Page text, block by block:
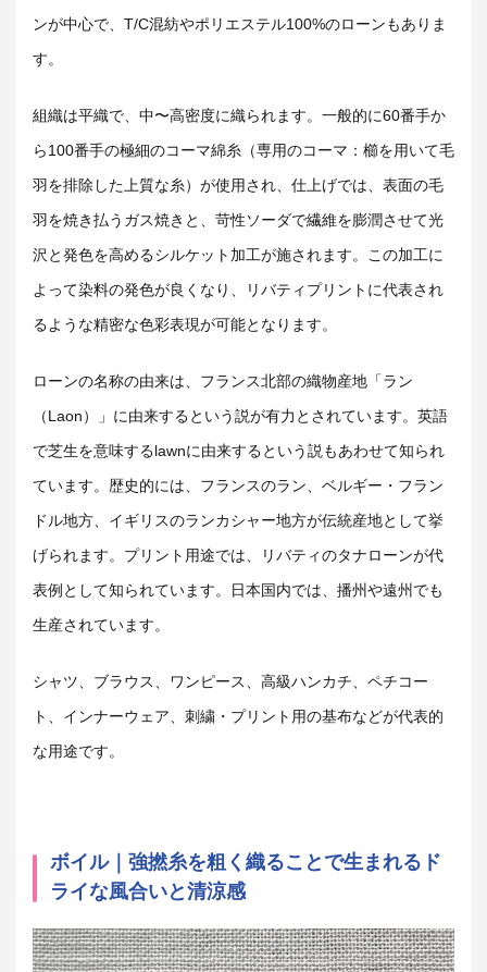
ンが中心で、T/C混紡やポリエステル100%のローンもありま
す。
組織は平織で、中〜高密度に織られます。 一般的に60番手か
ら100番手の極細のコーマ綿糸 （専用のコーマ：櫛を用いて毛
羽を排除した上質な糸）が使用され、 仕上げでは、表面の毛
羽を焼き払うガス焼きと、苛性ソーダで繊維を膨潤させて光
沢と発色を高めるシルケット加工が施されます。この加工に
よって染料の発色が良くなり、
リバティプリントに代表され
るような精密な色彩表現が可能となります。
ローンの名称の由来は、フランス北部の織物産地「ラン
（Laon）」に由来するという説が有力とされています。英語
で芝生を意味するlawnに由来するという説もあわせて知られ
ています。歴史的には、フランスのラン、ベルギー・フラン
ドル地方、イギリスのランカシャー地方が伝統産地として挙
げられます。プリント用途では、リバティのタナローンが代
表例として知られています。日本国内では、播州や遠州でも
生産されています。
シャツ、ブラウス、ワンピース、高級ハンカチ、ペチコー
ト、インナーウェア、刺繍・プリント用の基布などが代表的
な用途です。
ボイル｜強撚糸を粗く織ることで生まれるド
ライな風合いと清涼感